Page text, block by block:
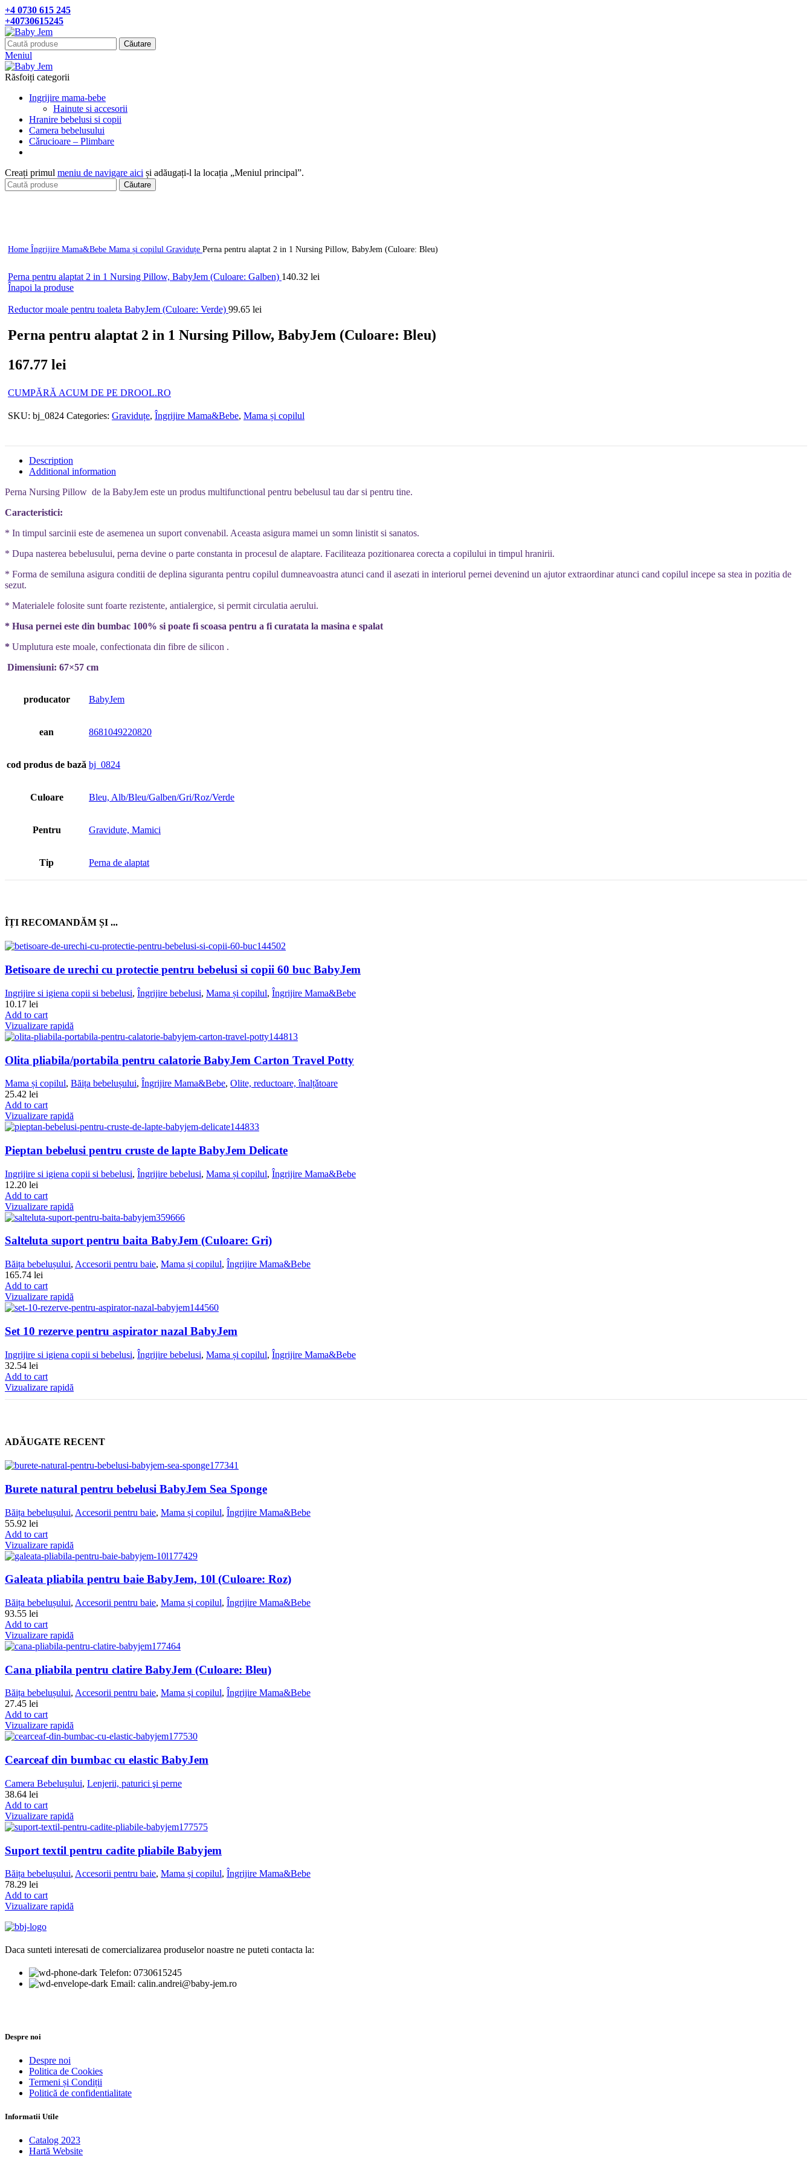
+4 0730 615 245
+40730615245
Căutare
Meniul
Răsfoiți categorii
Ingrijire mama-bebe
Hainute si accesorii
Hranire bebelusi si copii
Camera bebelusului
Cǎrucioare – Plimbare
Creați primul meniu de navigare aici și adăugați-l la locația „Meniul principal”.
Căutare
Home Îngrijire Mama&Bebe Mama și copilul Graviduțe Perna pentru alaptat 2 in 1 Nursing Pillow, BabyJem (Culoare: Bleu)
Perna pentru alaptat 2 in 1 Nursing Pillow, BabyJem (Culoare: Galben) 140.32 lei
Înapoi la produse
Reductor moale pentru toaleta BabyJem (Culoare: Verde) 99.65 lei
Perna pentru alaptat 2 in 1 Nursing Pillow, BabyJem (Culoare: Bleu)
167.77 lei
CUMPĂRĂ ACUM DE PE DROOL.RO
SKU: bj_0824 Categories: Graviduțe, Îngrijire Mama&Bebe, Mama și copilul
Description
Additional information
Perna Nursing Pillow de la BabyJem este un produs multifunctional pentru bebelusul tau dar si pentru tine.
Caracteristici:
* In timpul sarcinii este de asemenea un suport convenabil. Aceasta asigura mamei un somn linistit si sanatos.
* Dupa nasterea bebelusului, perna devine o parte constanta in procesul de alaptare. Faciliteaza pozitionarea corecta a copilului in timpul hranirii.
* Forma de semiluna asigura conditii de deplina siguranta pentru copilul dumneavoastra atunci cand il asezati in interiorul pernei devenind un ajutor extraordinar atunci cand copilul incepe sa stea in pozitia de
sezut.
* Materialele folosite sunt foarte rezistente, antialergice, si permit circulatia aerului.
* Husa pernei este din bumbac 100% si poate fi scoasa pentru a fi curatata la masina e spalat
* Umplutura este moale, confectionata din fibre de silicon .
Dimensiuni: 67×57 cm
producator BabyJem
ean 8681049220820
cod produs de bază bj_0824
Culoare Bleu, Alb/Bleu/Galben/Gri/Roz/Verde
Pentru Gravidute, Mamici
Tip Perna de alaptat
ÎȚI RECOMANDĂM ȘI ...
Betisoare de urechi cu protectie pentru bebelusi si copii 60 buc BabyJem
Ingrijire si igiena copii si bebelusi, Îngrijire bebelusi, Mama și copilul, Îngrijire Mama&Bebe
10.17 lei
Add to cart
Vizualizare rapidă
Olita pliabila/portabila pentru calatorie BabyJem Carton Travel Potty
Mama și copilul, Băița bebelușului, Îngrijire Mama&Bebe, Olite, reductoare, înalțǎtoare
25.42 lei
Add to cart
Vizualizare rapidă
Pieptan bebelusi pentru cruste de lapte BabyJem Delicate
Ingrijire si igiena copii si bebelusi, Îngrijire bebelusi, Mama și copilul, Îngrijire Mama&Bebe
12.20 lei
Add to cart
Vizualizare rapidă
Salteluta suport pentru baita BabyJem (Culoare: Gri)
Băița bebelușului, Accesorii pentru baie, Mama și copilul, Îngrijire Mama&Bebe
165.74 lei
Add to cart
Vizualizare rapidă
Set 10 rezerve pentru aspirator nazal BabyJem
Ingrijire si igiena copii si bebelusi, Îngrijire bebelusi, Mama și copilul, Îngrijire Mama&Bebe
32.54 lei
Add to cart
Vizualizare rapidă
ADĂUGATE RECENT
Burete natural pentru bebelusi BabyJem Sea Sponge
Băița bebelușului, Accesorii pentru baie, Mama și copilul, Îngrijire Mama&Bebe
55.92 lei
Add to cart
Vizualizare rapidă
Galeata pliabila pentru baie BabyJem, 10l (Culoare: Roz)
Băița bebelușului, Accesorii pentru baie, Mama și copilul, Îngrijire Mama&Bebe
93.55 lei
Add to cart
Vizualizare rapidă
Cana pliabila pentru clatire BabyJem (Culoare: Bleu)
Băița bebelușului, Accesorii pentru baie, Mama și copilul, Îngrijire Mama&Bebe
27.45 lei
Add to cart
Vizualizare rapidă
Cearceaf din bumbac cu elastic BabyJem
Camera Bebelușului, Lenjerii, paturici şi perne
38.64 lei
Add to cart
Vizualizare rapidă
Suport textil pentru cadite pliabile Babyjem
Băița bebelușului, Accesorii pentru baie, Mama și copilul, Îngrijire Mama&Bebe
78.29 lei
Add to cart
Vizualizare rapidă
Daca sunteti interesati de comercializarea produselor noastre ne puteti contacta la:
Telefon: 0730615245
Email: calin.andrei@baby-jem.ro
Despre noi
Despre noi
Politica de Cookies
Termeni și Condiții
Politică de confidentialitate
Informatii Utile
Catalog 2023
Hartă Website